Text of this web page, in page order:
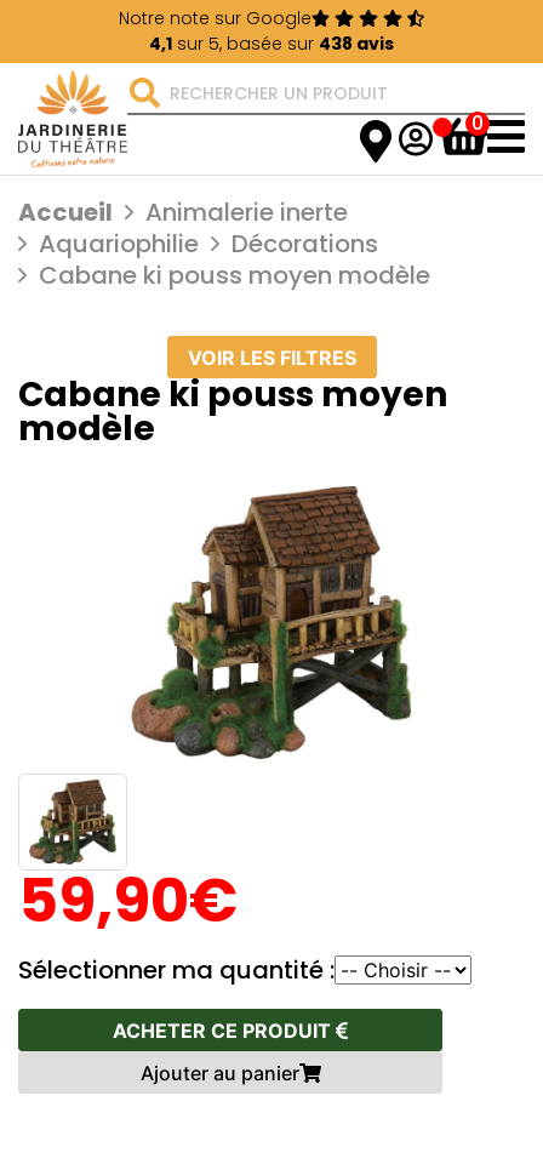
Notre note sur Google
4,1 sur 5, basée sur 438 avis
0
Accueil
Animalerie inerte
Aquariophilie
Décorations
Cabane ki pouss moyen modèle
VOIR LES FILTRES
Cabane ki pouss moyen
modèle
59,90€
Sélectionner ma quantité :
ACHETER CE PRODUIT
Ajouter au panier